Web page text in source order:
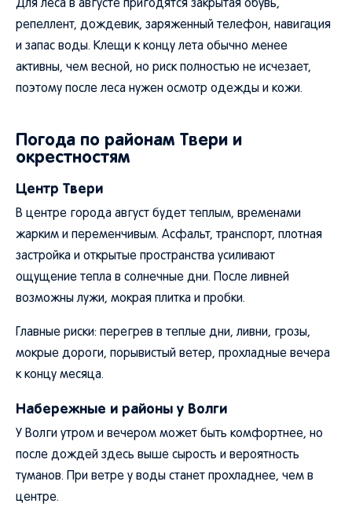
Для леса в августе пригодятся закрытая обувь,
репеллент, дождевик, заряженный телефон, навигация
и запас воды. Клещи к концу лета обычно менее
активны, чем весной, но риск полностью не исчезает,
поэтому после леса нужен осмотр одежды и кожи.
Погода по районам Твери и
окрестностям
Центр Твери
В центре города август будет теплым, временами
жарким и переменчивым. Асфальт, транспорт, плотная
застройка и открытые пространства усиливают
ощущение тепла в солнечные дни. После ливней
возможны лужи, мокрая плитка и пробки.
Главные риски: перегрев в теплые дни, ливни, грозы,
мокрые дороги, порывистый ветер, прохладные вечера
к концу месяца.
Набережные и районы у Волги
У Волги утром и вечером может быть комфортнее, но
после дождей здесь выше сырость и вероятность
туманов. При ветре у воды станет прохладнее, чем в
центре.